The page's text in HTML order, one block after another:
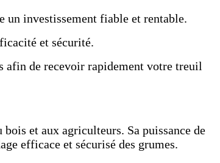
un investissement fiable et rentable.
et sécurité.
afin de recevoir rapidement votre treuil
et aux agriculteurs. Sa puissance de
efficace et sécurisé des grumes.